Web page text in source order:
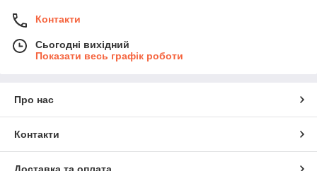
Контакти
Сьогодні вихідний
Показати весь графік роботи
Про нас
Контакти